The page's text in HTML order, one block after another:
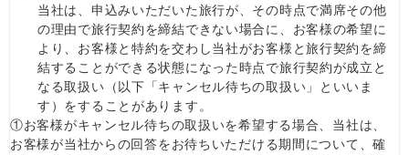
当社は、申込みいただいた旅行が、その時点で満席その他
の理由で旅行契約を締結できない場合に、お客様の希望に
より、お客様と特約を交わし当社がお客様と旅行契約を締
結することができる状態になった時点で旅行契約が成立と
なる取扱い（以下「キャンセル待ちの取扱い」といいま
す）をすることがあります。
①お客様がキャンセル待ちの取扱いを希望する場合、当社は、
お客様が当社からの回答をお待ちいただける期間について、確